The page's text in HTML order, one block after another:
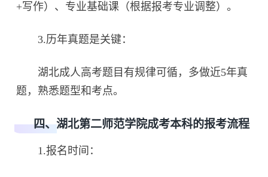
+写作）、专业基础课（根据报考专业调整）。
3.历年真题是关键：
湖北成人高考题目有规律可循，多做近5年真
题，熟悉题型和考点。
四、湖北第二师范学院成考本科的报考流程
1.报名时间：